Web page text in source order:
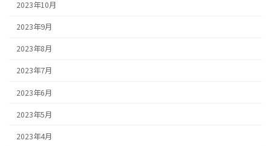
2023年10月
2023年9月
2023年8月
2023年7月
2023年6月
2023年5月
2023年4月